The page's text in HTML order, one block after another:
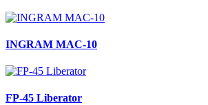
INGRAM MAC-10
FP-45 Liberator